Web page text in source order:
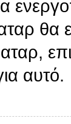
θα
αυτό.